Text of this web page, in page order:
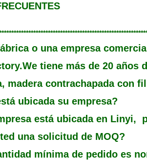
o una empresa
tiene más de 20 años
madera contrachapada
ubicada su empresa?
está ubicada en
una solicitud de MOQ?
mínima de pedido es